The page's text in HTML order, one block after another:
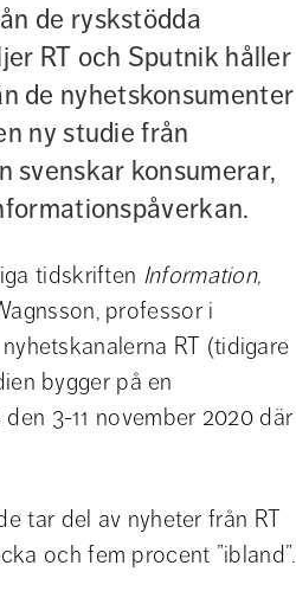
de ryskstödda
RT och Sputnik håller
de nyhetskonsumenter
ny studie från
svenskar konsumerar,
tidskriften Information,
professor i
RT (tidigare
bygger på en
3-11 november 2020 där
tar del av nyheter från RT
och fem procent ”ibland”.